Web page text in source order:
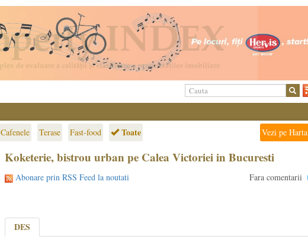
Cafenele Terase Fast-food Toate Vezi pe Harta
Koketerie, bistrou urban pe Calea Victoriei in Bucuresti
Abonare prin RSS Feed la noutati Fara comentarii
DES